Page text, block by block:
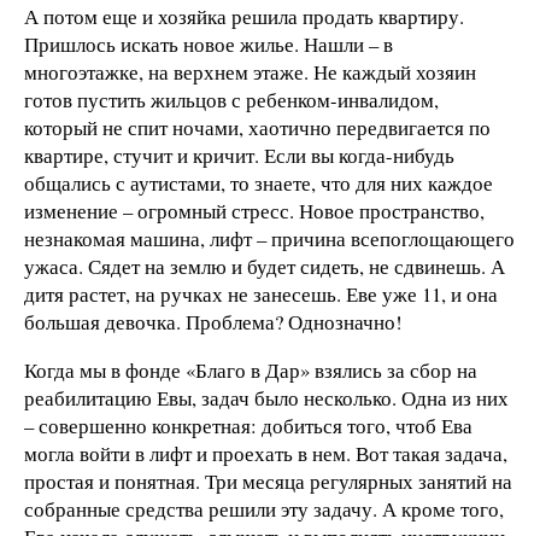
А потом еще и хозяйка решила продать квартиру.
Пришлось искать новое жилье. Нашли – в
многоэтажке, на верхнем этаже. Не каждый хозяин
готов пустить жильцов с ребенком-инвалидом,
который не спит ночами, хаотично передвигается по
квартире, стучит и кричит. Если вы когда-нибудь
общались с аутистами, то знаете, что для них каждое
изменение – огромный стресс. Новое пространство,
незнакомая машина, лифт – причина всепоглощающего
ужаса. Сядет на землю и будет сидеть, не сдвинешь. А
дитя растет, на ручках не занесешь. Еве уже 11, и она
большая девочка. Проблема? Однозначно!
Когда мы в фонде «Благо в Дар» взялись за сбор на
реабилитацию Евы, задач было несколько. Одна из них
– совершенно конкретная: добиться того, чтоб Ева
могла войти в лифт и проехать в нем. Вот такая задача,
простая и понятная. Три месяца регулярных занятий на
собранные средства решили эту задачу. А кроме того,